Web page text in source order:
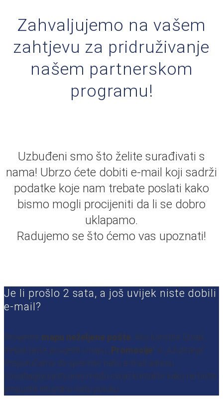
Zahvaljujemo na vašem
zahtjevu za pridruživanje
našem partnerskom
programu!
Uzbuđeni smo što želite surađivati s
nama! Ubrzo ćete dobiti e-mail koji sadrži
podatke koje nam trebate poslati kako
bismo mogli procijeniti da li se dobro
uklapamo.
Radujemo se što ćemo vas upoznati!
Je li prošlo 2 sata, a još uvijek niste dobili
e-mail?
Provjerite mapu neželjene pošte. Ako koristite Gmail,
trebali biste provjeriti i mapu „ Promocije“ ili „Ažuriranja“.
Preporučamo da spremite našu e-mail adresu
(croatia@younity.one) među svoje kontakte kako ne biste
propustili niti jednu našu poruku.